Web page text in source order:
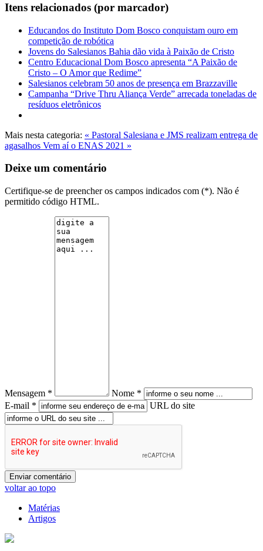
Itens relacionados (por marcador)
Educandos do Instituto Dom Bosco conquistam ouro em
competição de robótica
Jovens do Salesianos Bahia dão vida à Paixão de Cristo
Centro Educacional Dom Bosco apresenta “A Paixão de
Cristo – O Amor que Redime”
Salesianos celebram 50 anos de presença em Brazzaville
Campanha “Drive Thru Aliança Verde” arrecada toneladas de
resíduos eletrônicos
Mais nesta categoria: « Pastoral Salesiana e JMS realizam entrega de
agasalhos Vem aí o ENAS 2021 »
Deixe um comentário
Certifique-se de preencher os campos indicados com (*). Não é
permitido código HTML.
Mensagem *
Nome *
E-mail *
URL do site
voltar ao topo
Matérias
Artigos